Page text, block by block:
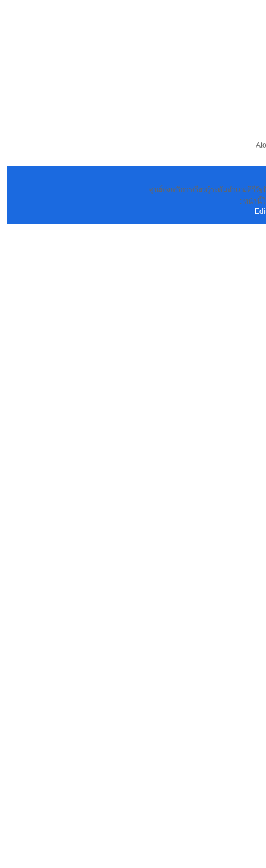
ศูนย์ส่งเสริการเรียนรู้ระดับอำเภอคีรี
: หน้านี้